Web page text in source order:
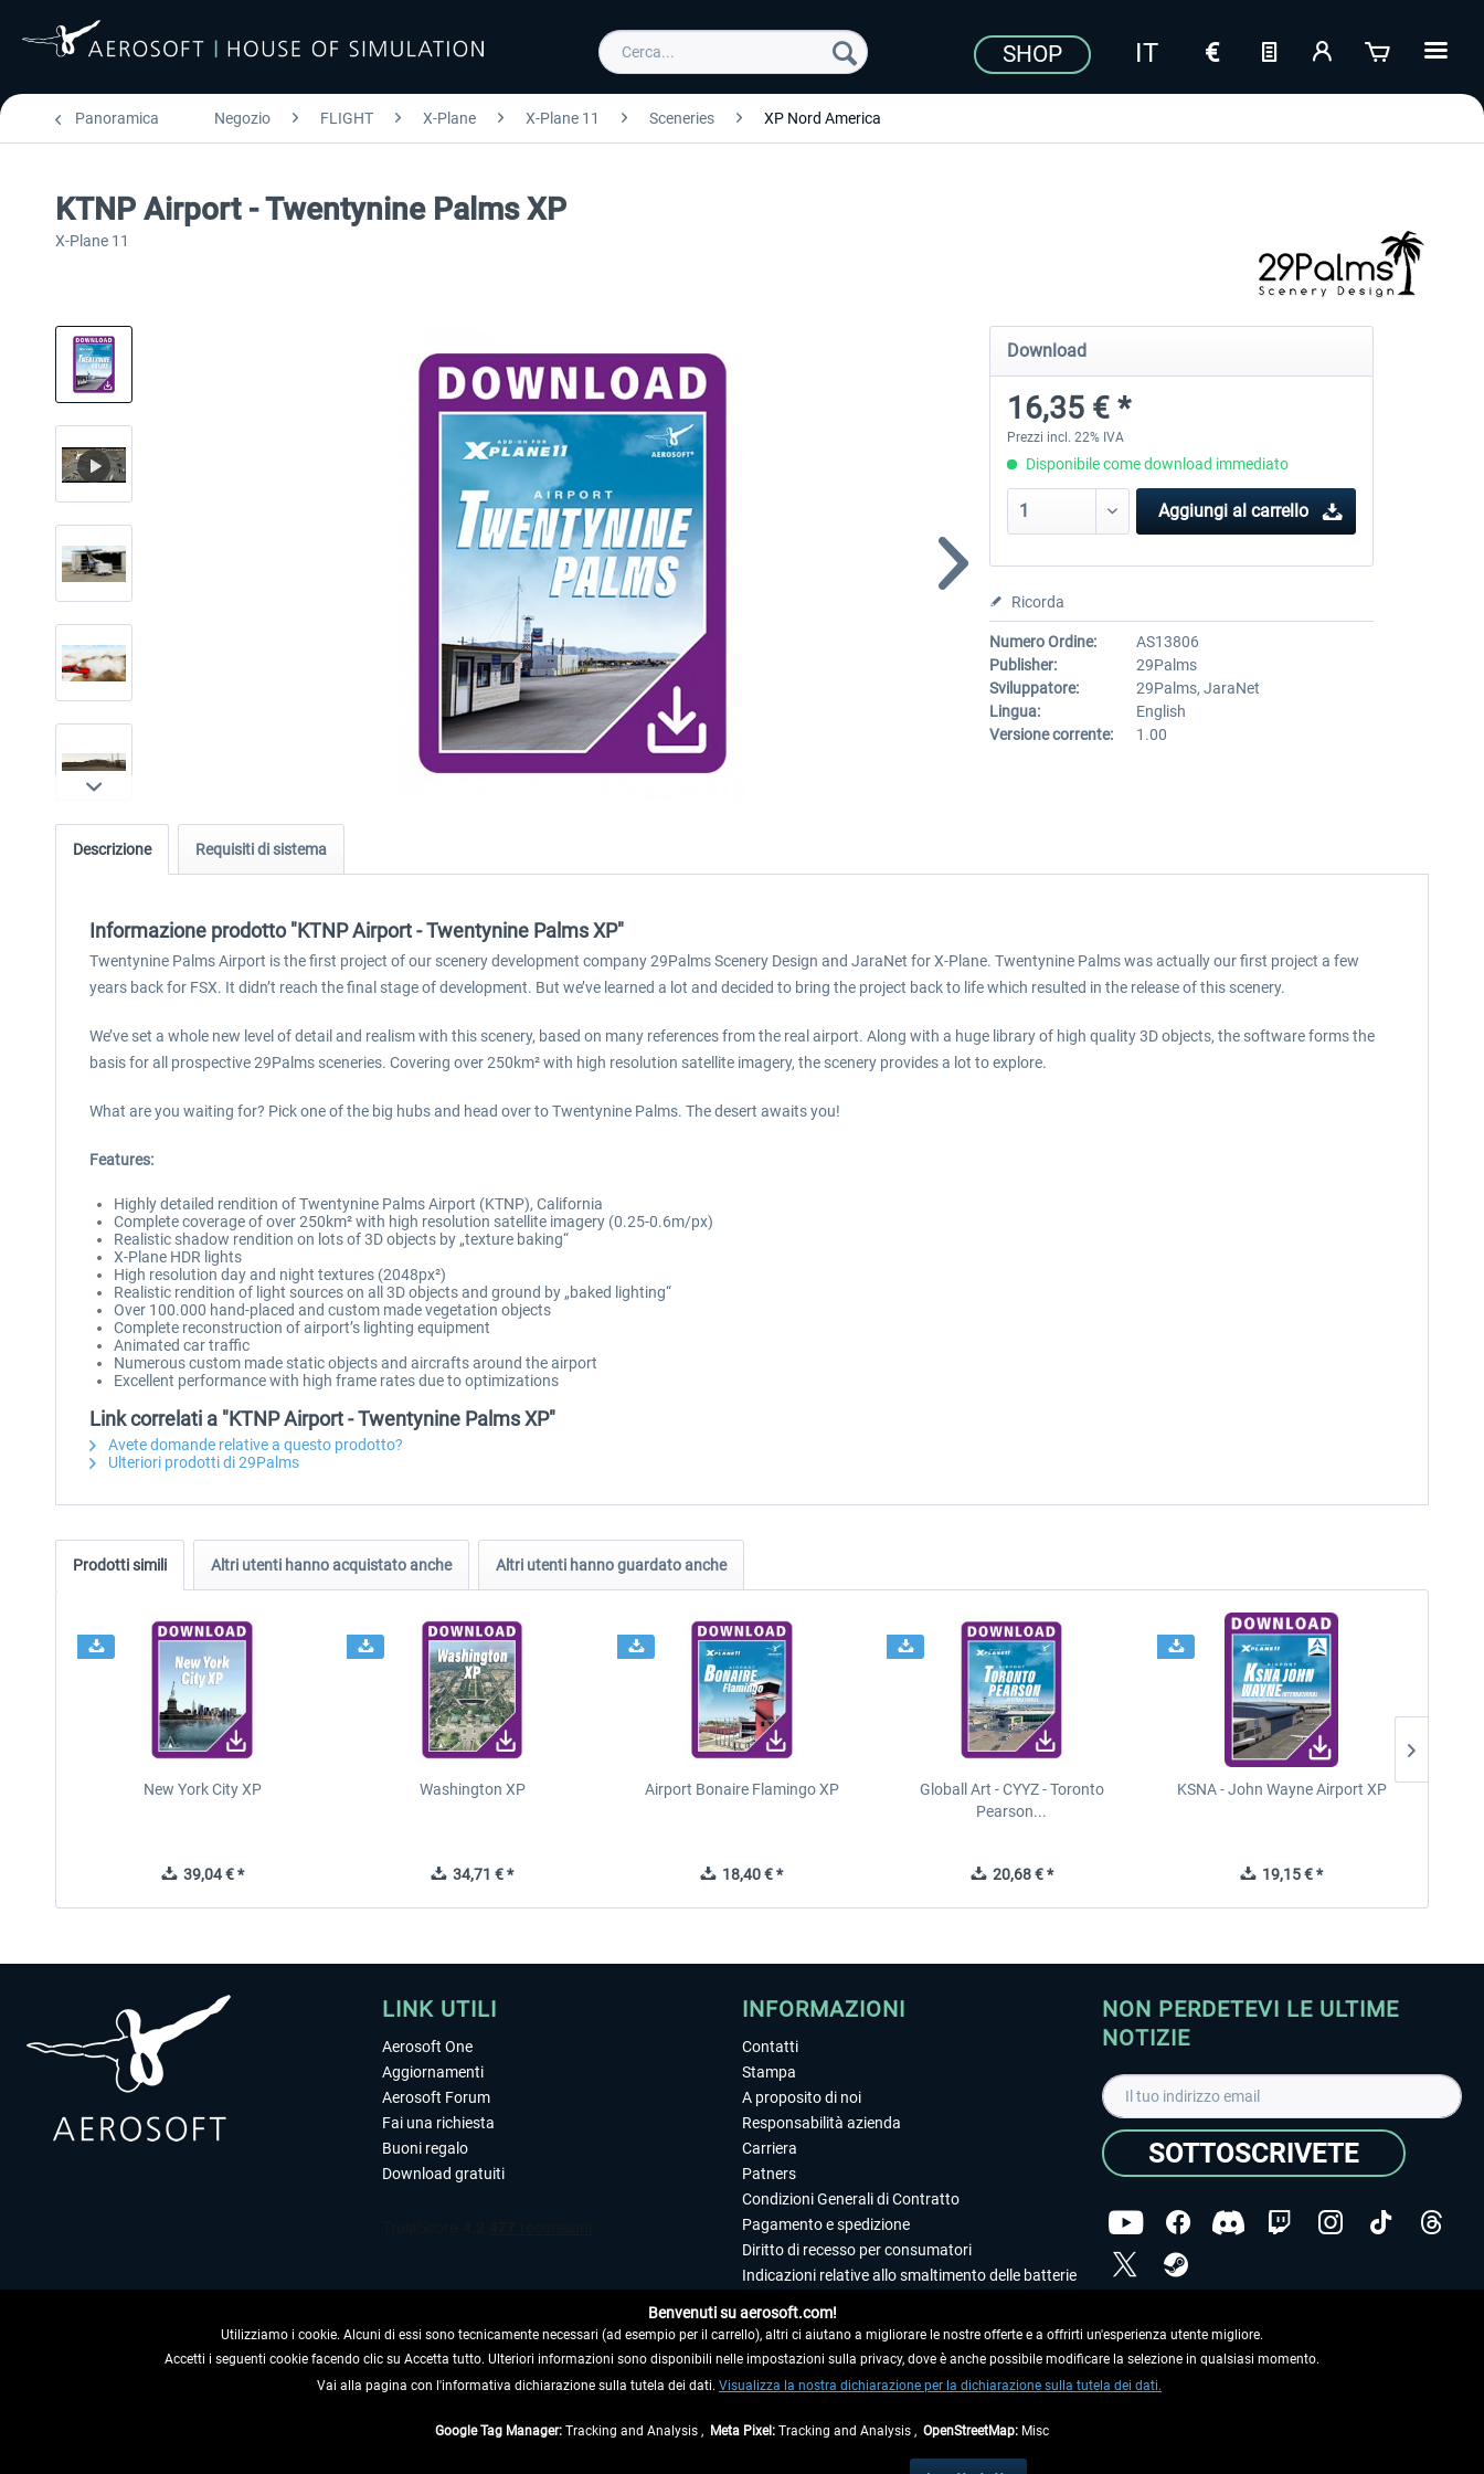
SHOP
Panoramica Negozio FLIGHT X-Plane X-Plane 11 Sceneries XP Nord America
KTNP Airport - Twentynine Palms XP
X-Plane 11
Download
16,35 € *
Prezzi incl. 22% IVA
Disponibile come download immediato
Aggiungi al carrello
Ricorda
Numero Ordine:
AS13806
Publisher:
29Palms
Sviluppatore:
29Palms, JaraNet
Lingua:
English
Versione corrente:
1.00
Descrizione Requisiti di sistema
Informazione prodotto "KTNP Airport - Twentynine Palms XP"
Twentynine Palms Airport is the first project of our scenery development company 29Palms Scenery Design and JaraNet for X-Plane. Twentynine Palms was actually our first project a few
years back for FSX. It didn’t reach the final stage of development. But we’ve learned a lot and decided to bring the project back to life which resulted in the release of this scenery.
We’ve set a whole new level of detail and realism with this scenery, based on many references from the real airport. Along with a huge library of high quality 3D objects, the software forms the
basis for all prospective 29Palms sceneries. Covering over 250km² with high resolution satellite imagery, the scenery provides a lot to explore.
What are you waiting for? Pick one of the big hubs and head over to Twentynine Palms. The desert awaits you!
Features:
Highly detailed rendition of Twentynine Palms Airport (KTNP), California
Complete coverage of over 250km² with high resolution satellite imagery (0.25-0.6m/px)
Realistic shadow rendition on lots of 3D objects by „texture baking“
X-Plane HDR lights
High resolution day and night textures (2048px²)
Realistic rendition of light sources on all 3D objects and ground by „baked lighting“
Over 100.000 hand-placed and custom made vegetation objects
Complete reconstruction of airport’s lighting equipment
Animated car traffic
Numerous custom made static objects and aircrafts around the airport
Excellent performance with high frame rates due to optimizations
Link correlati a "KTNP Airport - Twentynine Palms XP"
Avete domande relative a questo prodotto?
Ulteriori prodotti di 29Palms
Prodotti simili Altri utenti hanno acquistato anche Altri utenti hanno guardato anche
New York City XP
39,04 € *
Washington XP
34,71 € *
Airport Bonaire Flamingo XP
18,40 € *
Globall Art - CYYZ - Toronto
Pearson...
20,68 € *
KSNA - John Wayne Airport XP
19,15 € *
LINK UTILI
Aerosoft One
Aggiornamenti
Aerosoft Forum
Fai una richiesta
Buoni regalo
Download gratuiti
RECEDERE DAL CONTRATTO
INFORMAZIONI
Contatti
Stampa
A proposito di noi
Responsabilità azienda
Carriera
Patners
Condizioni Generali di Contratto
Pagamento e spedizione
Diritto di recesso per consumatori
Indicazioni relative allo smaltimento delle batterie
Editoriale
NON PERDETEVI LE ULTIME
NOTIZIE
SOTTOSCRIVETE
dei dati.
Copyright © Aerosoft GmbH. Tutti i diritti riservati.
ed eventualmente le spese di spedizione, se non diversamente descritto.
Benvenuti su aerosoft.com!
Utilizziamo i cookie. Alcuni di essi sono tecnicamente necessari (ad esempio per il carrello), altri ci aiutano a migliorare le nostre offerte e a offrirti un'esperienza utente migliore.
Accetti i seguenti cookie facendo clic su Accetta tutto. Ulteriori informazioni sono disponibili nelle impostazioni sulla privacy, dove è anche possibile modificare la selezione in qualsiasi momento.
Vai alla pagina con l'informativa dichiarazione sulla tutela dei dati. Visualizza la nostra dichiarazione per la dichiarazione sulla tutela dei dati.
Google Tag Manager: Tracking and Analysis , Meta Pixel: Tracking and Analysis , OpenStreetMap: Misc